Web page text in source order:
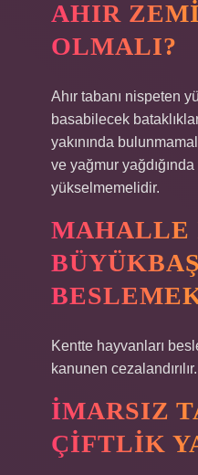
AHIR
OLMALI?
Ahır tabanı nispeten
basabilecek
yakınında
ve yağmur yağdığında
yükselmemelidir.
MAHALLE
Kentte hayvanları
kanunen cezalandırılır.
İMARSIZ
ÇIFTLIK